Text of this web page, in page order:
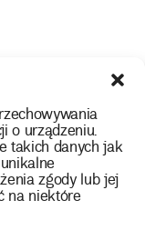
o urządzeniu.
takich danych jak
zgody lub jej
na niektóre